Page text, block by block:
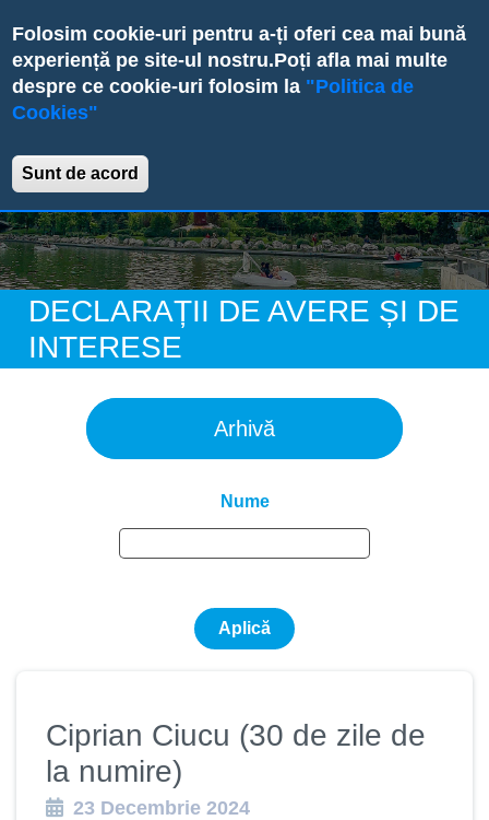
Folosim cookie-uri pentru a-ți oferi cea mai bună
experiență pe site-ul nostru.Poți afla mai multe
despre ce cookie-uri folosim la "Politica de
Cookies"
Sunt de acord
to
main
content
Primăria Sectorului 6
DECLARAȚII DE AVERE ȘI DE
INTERESE
Arhivă
Nume
Ciprian Ciucu (30 de zile de
la numire)
23 Decembrie 2024